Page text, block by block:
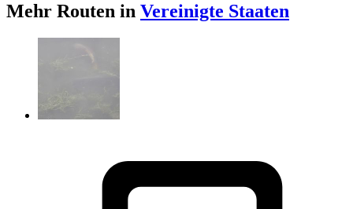
Mehr Routen in Vereinigte Staaten